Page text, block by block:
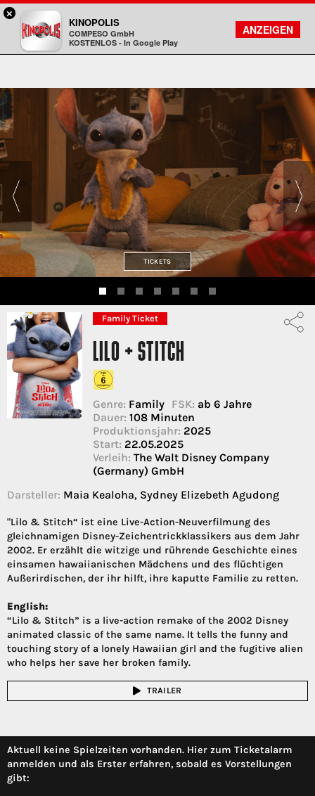
Kinopolis
FILMSUCHE
KONTO
TICKETS
Family Ticket
LILO + STITCH
Genre: Family FSK: ab 6 Jahre
Dauer: 108 Minuten
Produktionsjahr: 2025
Start: 22.05.2025
Verleih: The Walt Disney Company
(Germany) GmbH
Darsteller: Maia Kealoha, Sydney Elizebeth Agudong
"Lilo & Stitch“ ist eine Live-Action-Neuverfilmung des
gleichnamigen Disney-Zeichentrickklassikers aus dem Jahr
2002. Er erzählt die witzige und rührende Geschichte eines
einsamen hawaiianischen Mädchens und des flüchtigen
Außerirdischen, der ihr hilft, ihre kaputte Familie zu retten.
English:
“Lilo & Stitch” is a live-action remake of the 2002 Disney
animated classic of the same name. It tells the funny and
touching story of a lonely Hawaiian girl and the fugitive alien
who helps her save her broken family.
TRAILER
Aktuell keine Spielzeiten vorhanden. Hier zum Ticketalarm
anmelden und als Erster erfahren, sobald es Vorstellungen
gibt:
×
KINOPOLIS
COMPESO GmbH
KOSTENLOS - In Google Play
ANZEIGEN